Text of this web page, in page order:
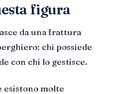
figura
da una frattura
chi possiede
con chi lo gestisce.
esistono molte